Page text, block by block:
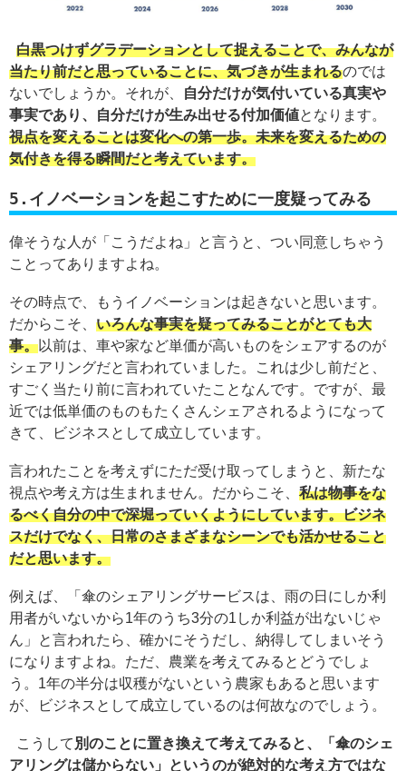
白黒つけずグラデーションとして捉えることで、みんなが
当たり前だと思っていることに、気づきが生まれるのでは
ないでしょうか。それが、
自分だけが気付いている真実や
事実であり、自分だけが生み出せる付加価値となります。
視点を変えることは変化への第一歩。未来を変えるための
気付きを得る瞬間だと考えています。
5.イノベーションを起こすために一度疑ってみる
偉そうな人が「こうだよね」と言うと、つい同意しちゃう
ことってありますよね。
その時点で、もうイノベーションは起きないと思います。
だからこそ、 いろんな事実を疑ってみることがとても大
事。以前は、車や家など単価が高いものをシェアするのが
シェアリングだと言われていました。これは少し前だと、
すごく当たり前に言われていたことなんです。ですが、最
近では低単価のものもたくさんシェアされるようになって
きて、ビジネスとして成立しています。
言われたことを考えずにただ受け取ってしまうと、新たな
視点や考え方は生まれません。だからこそ、 私は物事をな
るべく自分の中で深堀っていくようにしています。ビジネ
スだけでなく、日常のさまざまなシーンでも活かせること
だと思います。
例えば、「傘のシェアリングサービスは、雨の日にしか利
用者がいないから1年のうち3分の1しか利益が出ないじゃ
ん」と言われたら、確かにそうだし、納得してしまいそう
になりますよね。ただ、農業を考えてみるとどうでしょ
う。1年の半分は収穫がないという農家もあると思います
が、ビジネスとして成立しているのは何故なのでしょう。
こうして 別のことに置き換えて考えてみると、「傘のシェ
アリングは儲からない」というのが絶対的な考え方ではな